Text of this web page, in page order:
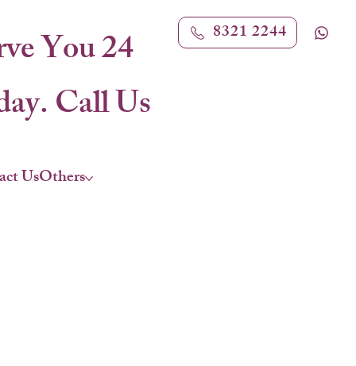
UsOthers
You 24
Call Us
8321 2244